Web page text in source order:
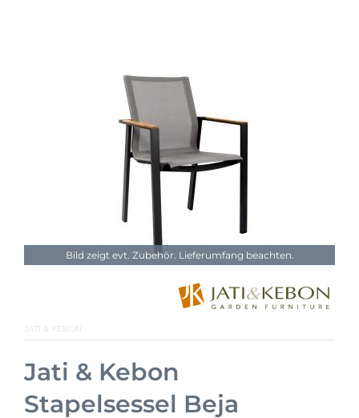
Bild zeigt evt. Zubehör. Lieferumfang beachten.
JATI & KEBON
Jati & Kebon
Stapelsessel Beja